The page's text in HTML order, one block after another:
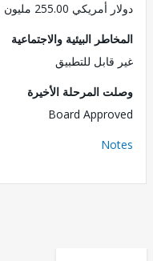
255.00 مليون
A
البيئية والاجتماعية
للتطبيق
المرحلة الأخيرة
Board